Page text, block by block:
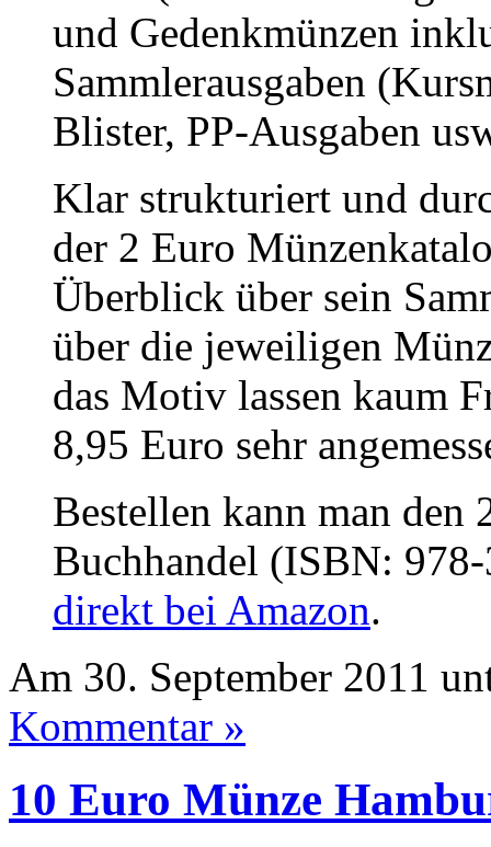
und Gedenkmünzen
Sammlerausgaben
Blister, PP-Ausgaben
Klar strukturiert und
der 2 Euro
Überblick über sein
über die jeweiligen
das Motiv lassen kaum
8,95 Euro sehr
Bestellen kann man
Buchhandel (ISBN:
direkt bei Amazon.
Am 30. September 2011
Kommentar »
10 Euro Münze